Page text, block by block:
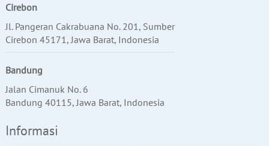
Cirebon
Jl. Pangeran Cakrabuana No. 201, Sumber
Cirebon 45171, Jawa Barat, Indonesia
Bandung
Jalan Cimanuk No. 6
Bandung 40115, Jawa Barat, Indonesia
Informasi